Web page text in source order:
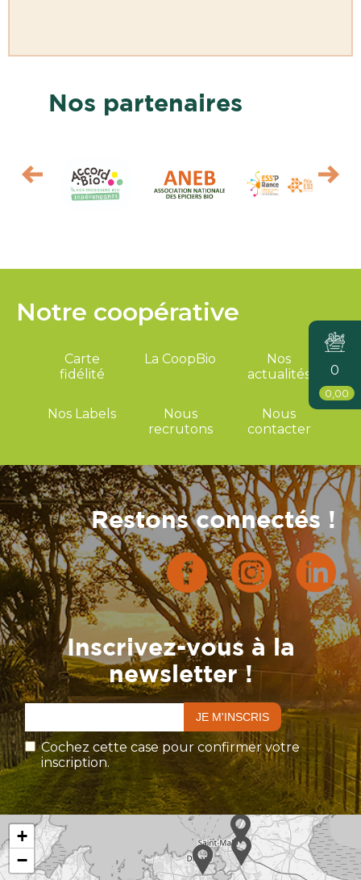
0
0,00
Nos partenaires
Restons connectés !
Inscrivez-vous à la
newsletter !
Cochez cette case pour confirmer votre
inscription.
Notre coopérative
Carte
fidélité
La CoopBio
Nos
actualités
Nos Labels
Nous
recrutons
Nous
contacter
+
−